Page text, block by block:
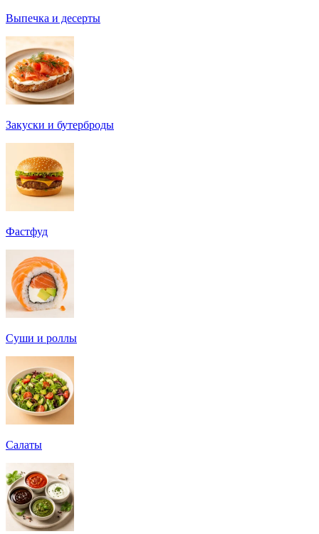
Выпечка и десерты
Закуски и бутерброды
Фастфуд
Суши и роллы
Салаты